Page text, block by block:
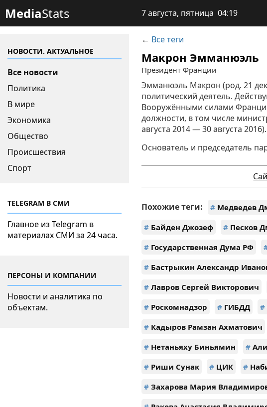
MediaStats 7 августа, пятница 04:19
НОВОСТИ. АКТУАЛЬНОЕ
Все новости
Политика
В мире
Экономика
Общество
Происшествия
Спорт
TELEGRAM В СМИ
Главное из Telegram в
материалах СМИ за 24 часа.
ПЕРСОНЫ И КОМПАНИИ
Новости и аналитика по
объектам.
← Все теги
Макрон Эмманюэль
Президент Франции
Эмманюэль Макрон (род. 21
политический деятель.
Вооружёнными силами
должности, в том числе
августа 2014 — 30 августа 2016).
Основатель и председатель
Похожие теги: #Медведев
#Байден Джозеф #Песков
#Государственная Дума РФ
#Бастрыкин Александр
#Лавров Сергей Викторович
#Роскомнадзор #ГИБДД #
#Кадыров Рамзан Ахматович
#Нетаньяху Биньямин #
#Риши Сунак #ЦИК #
#Захарова Мария